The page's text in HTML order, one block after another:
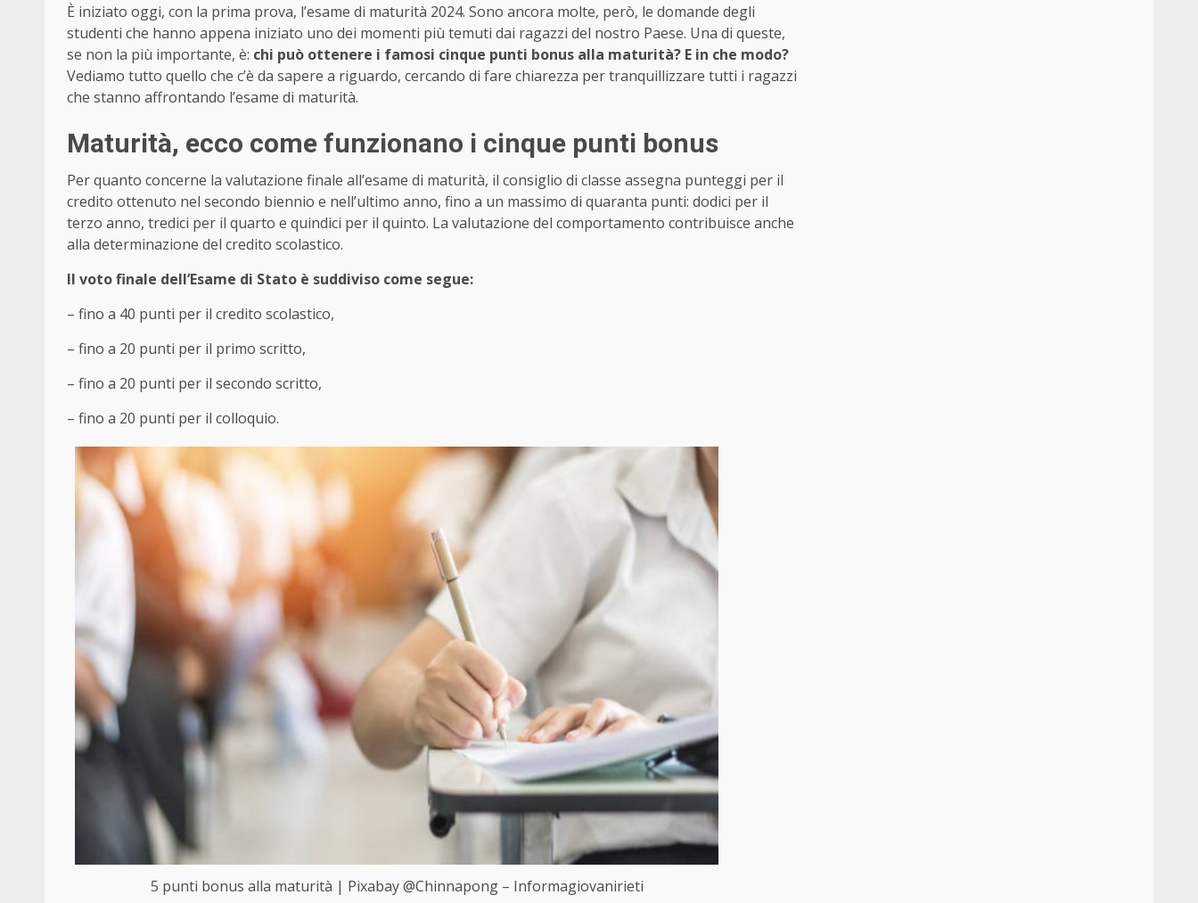
È iniziato oggi, con la prima prova, l’esame di maturità 2024. Sono ancora molte, però, le domande degli
studenti che hanno appena iniziato uno dei momenti più temuti dai ragazzi del nostro Paese. Una di queste,
se non la più importante, è: chi può ottenere i famosi cinque punti bonus alla maturità? E in che modo?
Vediamo tutto quello che c’è da sapere a riguardo, cercando di fare chiarezza per tranquillizzare tutti i ragazzi
che stanno affrontando l’esame di maturità.
Maturità, ecco come funzionano i cinque punti bonus
Per quanto concerne la valutazione finale all’esame di maturità, il consiglio di classe assegna punteggi per il
credito ottenuto nel secondo biennio e nell’ultimo anno, fino a un massimo di quaranta punti: dodici per il
terzo anno, tredici per il quarto e quindici per il quinto. La valutazione del comportamento contribuisce anche
alla determinazione del credito scolastico.
Il voto finale dell’Esame di Stato è suddiviso come segue:
– fino a 40 punti per il credito scolastico,
– fino a 20 punti per il primo scritto,
– fino a 20 punti per il secondo scritto,
– fino a 20 punti per il colloquio.
5 punti bonus alla maturità | Pixabay @Chinnapong – Informagiovanirieti